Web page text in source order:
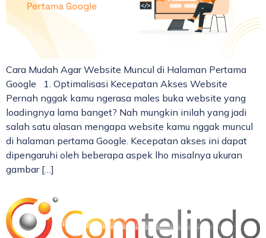
Cara Mudah Agar Website Muncul di Halaman Pertama
Google 1. Optimalisasi Kecepatan Akses Website
Pernah nggak kamu ngerasa males buka website yang
loadingnya lama banget? Nah mungkin inilah yang jadi
salah satu alasan mengapa website kamu nggak muncul
di halaman pertama Google. Kecepatan akses ini dapat
dipengaruhi oleh beberapa aspek lho misalnya ukuran
gambar […]